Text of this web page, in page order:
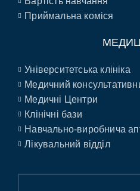
Приймальна коміся
Університетська клініка
Медичний
Медичні Центри
Клінічні бази
Навчально-виробнича
Лікувальний відділ